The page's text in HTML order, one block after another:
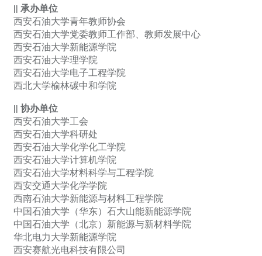
|| 承办单位
西安石油大学青年教师协会
西安石油大学党委教师工作部、教师发展中心
西安石油大学新能源学院
西安石油大学理学院
西安石油大学电子工程学院
西北大学榆林碳中和学院
|| 协办单位
西安石油大学工会
西安石油大学科研处
西安石油大学化学化工学院
西安石油大学计算机学院
西安石油大学材料科学与工程学院
西安交通大学化学学院
西南石油大学新能源与材料工程学院
中国石油大学（华东）石大山能新能源学院
中国石油大学（北京）新能源与新材料学院
华北电力大学新能源学院
西安赛航光电科技有限公司